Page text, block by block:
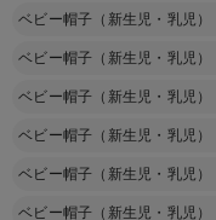
ベビー帽子（新生児・乳児）
ベビー帽子（新生児・乳児）
ベビー帽子（新生児・乳児）
ベビー帽子（新生児・乳児）
ベビー帽子（新生児・乳児）
ベビー帽子（新生児・乳児）